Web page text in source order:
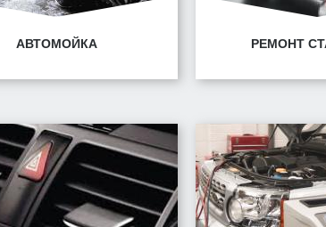
АВТОМОЙКА РЕМОНТ
Минск, ул.